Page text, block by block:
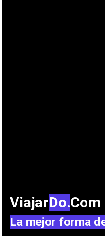
ViajarDo.Com
La mejor forma